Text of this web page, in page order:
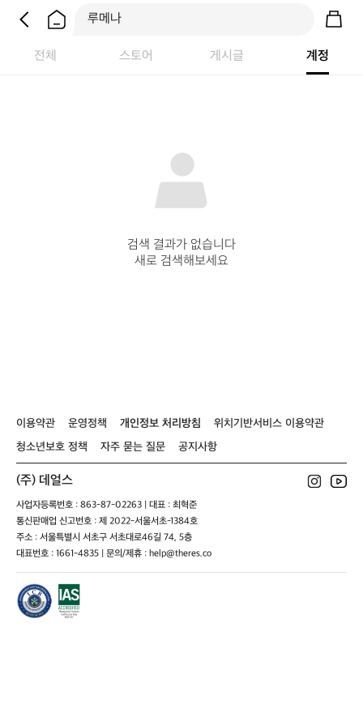
전체 스토어 게시글 계정
검색 결과가 없습니다
새로 검색해보세요
이용약관 운영정책 개인정보 처리방침
위치기반서비스 이용약관
청소년보호 정책
자주 묻는 질문 공지사항
(주) 데얼스
사업자등록번호 : 863-87-02263 | 대표 : 최혁준
통신판매업 신고번호 : 제 2022-서울서초-1384호
주소 : 서울특별시 서초구 서초대로46길 74, 5층
대표번호 : 1661-4835 | 문의/제휴 : help@theres.co